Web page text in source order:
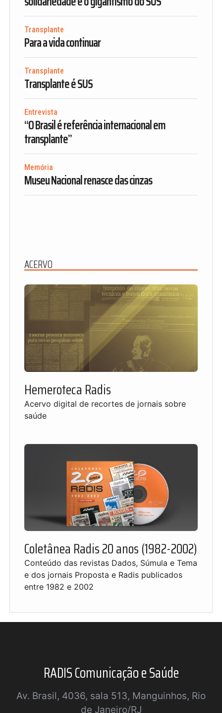
Transplante
Para a vida continuar
Transplante
Transplante é SUS
Entrevista
“O Brasil é referência internacional em
transplante”
Memória
Museu Nacional renasce das cinzas
ACERVO
Hemeroteca Radis
Acervo digital de recortes de jornais sobre
saúde
Coletânea Radis 20 anos (1982-2002)
Conteúdo das revistas Dados, Súmula e Tema
e dos jornais Proposta e Radis publicados
entre 1982 e 2002
RADIS Comunicação e Saúde
Av. Brasil, 4036, sala 513, Manguinhos, Rio
de Janeiro/RJ